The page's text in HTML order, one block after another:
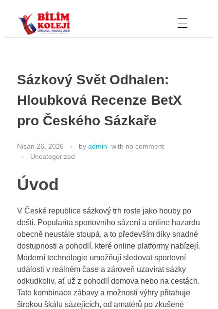
Bilim Koleji
Sázkový Svět Odhalen:
Hloubková Recenze BetX
pro Českého Sázkaře
Nisan 26, 2026 by admin with no comment
Uncategorized
Úvod
V České republice sázkový trh roste jako houby po
dešti. Popularita sportovního sázení a online hazardu
obecně neustále stoupá, a to především díky snadné
dostupnosti a pohodlí, které online platformy nabízejí.
Moderní technologie umožňují sledovat sportovní
události v reálném čase a zároveň uzavírat sázky
odkudkoliv, ať už z pohodlí domova nebo na cestách.
Tato kombinace zábavy a možnosti výhry přitahuje
širokou škálu sázejících, od amatérů po zkušené